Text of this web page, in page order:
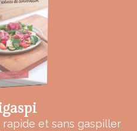
rapide et sans gaspiller